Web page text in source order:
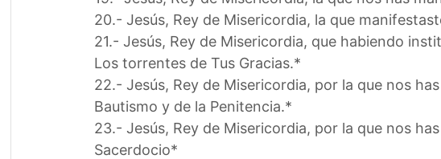
20.- Jesús, Rey de Misericordia, la que
21.- Jesús, Rey de Misericordia, que habiendo
Los torrentes de Tus Gracias.*
22.- Jesús, Rey de Misericordia, por la que nos
Bautismo y de la Penitencia.*
23.- Jesús, Rey de Misericordia, por la que nos
Sacerdocio*